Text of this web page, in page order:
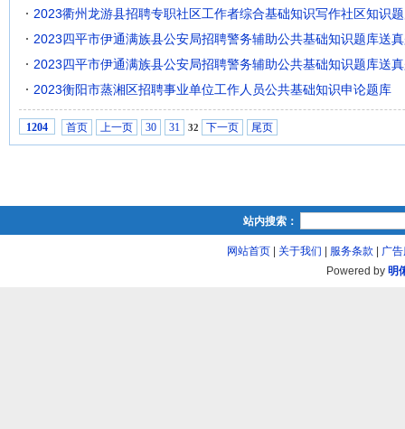
2023衢州龙游县招聘专职社区工作者综合基础知识写作社区知识
2023四平市伊通满族县公安局招聘警务辅助公共基础知识题库送
2023四平市伊通满族县公安局招聘警务辅助公共基础知识题库送
2023衡阳市蒸湘区招聘事业单位工作人员公共基础知识申论题库
1204 首页 上一页 30 31 32 下一页 尾页
站内搜索：
网站首页| 关于我们 服务条款
广
Powered by 明